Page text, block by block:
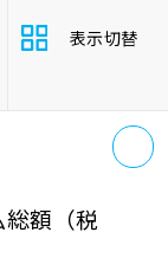
シ
高
表示切替
額 （税